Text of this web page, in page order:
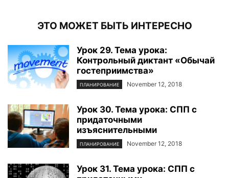
ЭТО МОЖЕТ БЫТЬ ИНТЕРЕСНО
Урок 29. Тема урока:
Контрольный диктант «Обычай
гостеприимства»
ПЛАНИРОВАНИЕ November 12, 2018
Урок 30. Тема урока: СПП с
придаточными
изъяснительными
ПЛАНИРОВАНИЕ November 12, 2018
Урок 31. Тема урока: СПП с